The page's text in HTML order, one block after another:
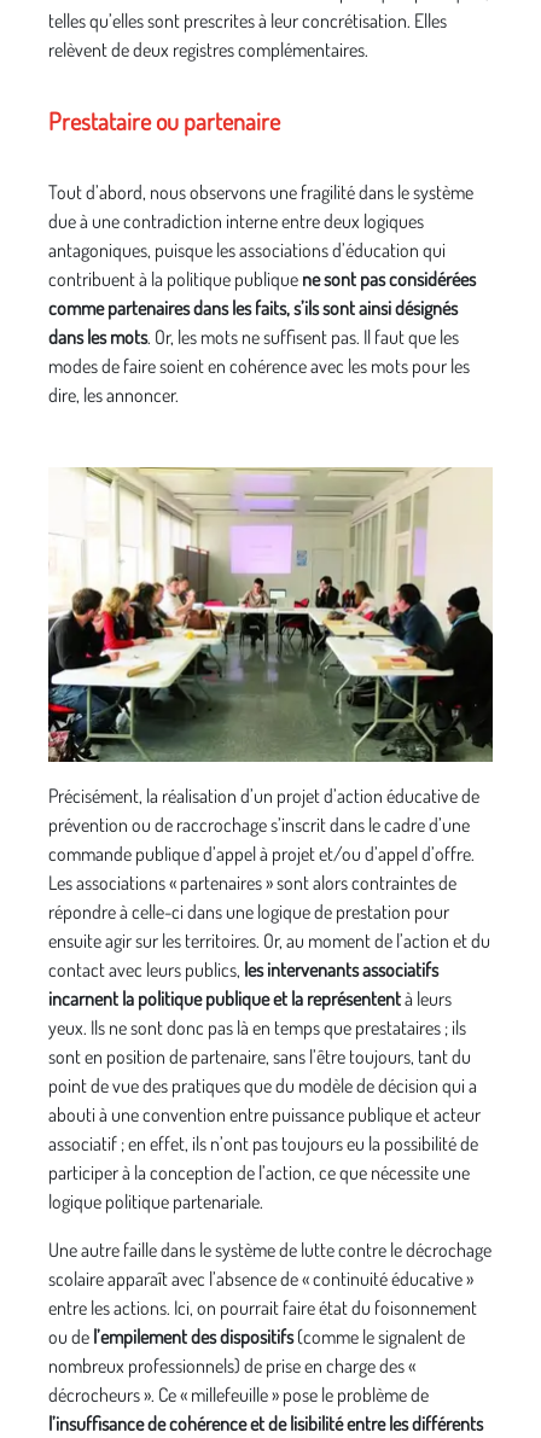
telles qu’elles sont prescrites à leur concrétisation. Elles
relèvent de deux registres complémentaires.
Prestataire ou partenaire
Tout d’abord, nous observons une fragilité dans le système
due à une contradiction interne entre deux logiques
antagoniques, puisque les associations d’éducation qui
contribuent à la politique publique ne sont pas considérées
comme partenaires dans les faits, s’ils sont ainsi désignés
dans les mots. Or, les mots ne suffisent pas. Il faut que les
modes de faire soient en cohérence avec les mots pour les
dire, les annoncer.
Précisément, la réalisation d’un projet d’action éducative de
prévention ou de raccrochage s’inscrit dans le cadre d’une
commande publique d’appel à projet et/ou d’appel d’offre.
Les associations « partenaires » sont alors contraintes de
répondre à celle-ci dans une logique de prestation pour
ensuite agir sur les territoires. Or, au moment de l’action et du
contact avec leurs publics, les intervenants associatifs
incarnent la politique publique et la représententà leurs
yeux. Ils ne sont donc pas là en temps que prestataires ; ils
sont en position de partenaire, sans l’être toujours, tant du
point de vue des pratiques que du modèle de décision qui a
abouti à une convention entre puissance publique et acteur
associatif ; en effet, ils n’ont pas toujours eu la possibilité de
participer à la conception de l’action, ce que nécessite une
logique politique partenariale.
Une autre faille dans le système de lutte contre le décrochage
scolaire apparaît avec l’absence de « continuité éducative »
entre les actions. Ici, on pourrait faire état du foisonnement
ou de l’empilement des dispositifs(comme le signalent de
nombreux professionnels) de prise en charge des «
décrocheurs ». Ce « millefeuille » pose le problème de
l’insuffisance de cohérence et de lisibilité entre les différents